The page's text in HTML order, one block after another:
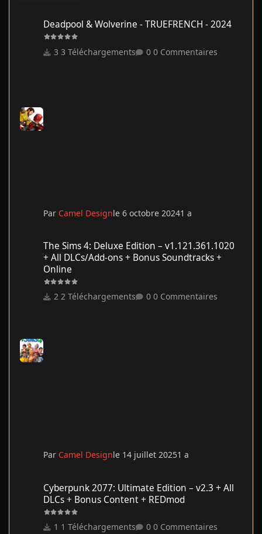
Deadpool & Wolverine - TRUEFRENCH - 2024
3 Téléchargements 0 Commentaires
Par Camel Designle 6 octobre 20241 a
The Sims 4: Deluxe Edition – v1.121.361.1020
+ All DLCs/Add-ons + Bonus Soundtracks +
Online
2 Téléchargements 0 Commentaires
Par Camel Designle 14 juillet 20251 a
Cyberpunk 2077: Ultimate Edition – v2.3 + All
DLCs + Bonus Content + REDmod
1 Téléchargements 0 Commentaires